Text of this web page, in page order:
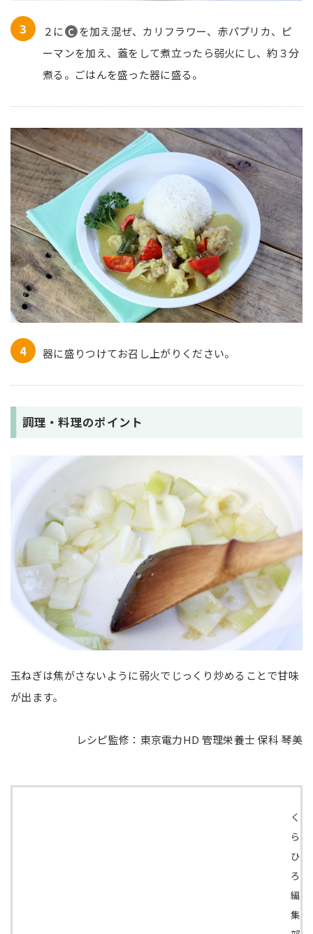
２に C を加え混ぜ、カリフラワー、赤パプリカ、ピ
ーマンを加え、蓋をして煮立ったら弱火にし、約３分
煮る。ごはんを盛った器に盛る。
器に盛りつけてお召し上がりください。
調理・料理のポイント
玉ねぎは焦がさないように弱火でじっくり炒めることで甘味
が出ます。
レシピ監修：東京電力HD 管理栄養士 保科 琴美
く
ら
ひ
ろ
編
集